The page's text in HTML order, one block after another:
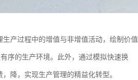
产过程中的增值与非增值活动，绘制价值
序的生产环境。此外，通过模拟快速换
降，实现生产管理的精益化转型。​